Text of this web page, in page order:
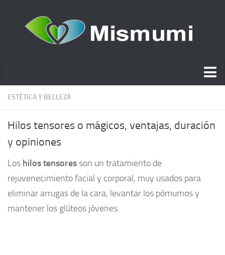
Ácido hialurónico
Estética y Belleza
Remedios Naturales
Nutrición
Otras Categorías
Acidos
ESTÉTICA Y BELLEZA
Hilos tensores o mágicos, ventajas, duración
y opiniones
Los hilos tensores son un tratamiento de
rejuvenecimiento facial y corporal, muy usados para
eliminar arrugas de la cara, levantar los pómumos y
mantener los glúteos jóvenes.